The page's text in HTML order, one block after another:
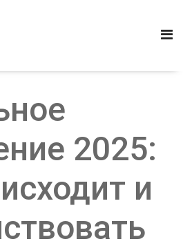
2025:
и